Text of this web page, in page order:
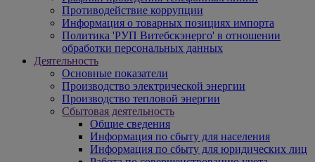
Противодействие коррупции
Информация о товарных позициях импорта
Политика 'РУП Витебскэнерго' в отношении
обработки персональных данных
Деятельность
Основные показатели
Производство электрической энергии
Производство тепловой энергии
Сбытовая деятельность
Общие сведения
Информация по сбыту для населения
Информация по сбыту для юридических лиц